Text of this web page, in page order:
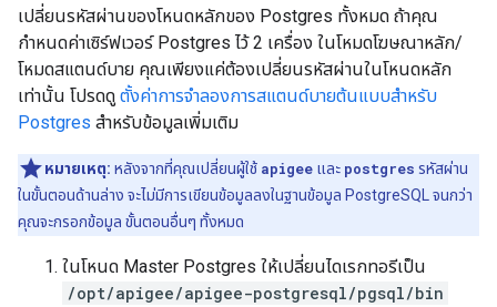
เปลี่ยนรหัสผ่านของโหนดหลักของ Postgres ทั้งหมด ถ้าคุณ
กำหนดค่าเซิร์ฟเวอร์ Postgres ไว้ 2 เครื่อง ในโหมดโฆษณาหลัก/
โหมดสแตนด์บาย คุณเพียงแค่ต้องเปลี่ยนรหัสผ่านในโหนดหลัก
เท่านั้น โปรดดู ตั้งค่าการจำลองการสแตนด์บายต้นแบบสำหรับ
Postgres สำหรับข้อมูลเพิ่มเติม
หมายเหตุ: หลังจากที่คุณเปลี่ยนผู้ใช้ apigee และ postgres รหัสผ่าน
ในขั้นตอนด้านล่าง จะไม่มีการเขียนข้อมูลลงในฐานข้อมูล PostgreSQL จนกว่า
คุณจะกรอกข้อมูล ขั้นตอนอื่นๆ ทั้งหมด
ในโหนด Master Postgres ให้เปลี่ยนไดเรกทอรีเป็น
/opt/apigee/apigee-postgresql/pgsql/bin